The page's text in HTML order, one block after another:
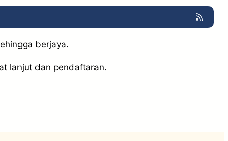
berjaya.
lanjut dan pendaftaran.